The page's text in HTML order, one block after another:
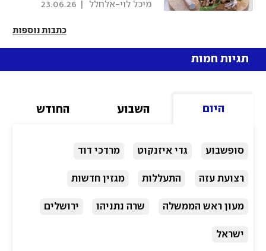
מיכל לוי-אלחלל 23.06.26
כתבות נוספות
תגיות חמות
היום השבוע החודש
סופשבוע גדי איזנקוט מרדכי דוד
רצועת עזה התעללות מגזין חדשות
מעון ראש הממשלה שרה נתניהו ירושלים
ישראל